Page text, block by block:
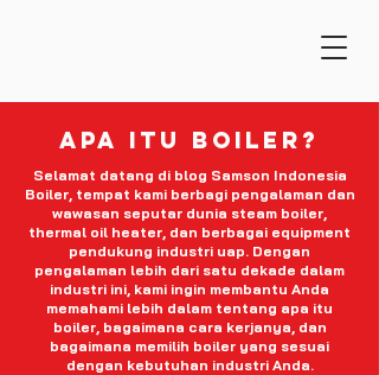
apa itu boiler?
Selamat datang di blog Samson Indonesia
Boiler, tempat kami berbagi pengalaman dan
wawasan seputar dunia steam boiler,
thermal oil heater, dan berbagai equipment
pendukung industri uap. Dengan
pengalaman lebih dari satu dekade dalam
industri ini, kami ingin membantu Anda
memahami lebih dalam tentang apa itu
boiler, bagaimana cara kerjanya, dan
bagaimana memilih boiler yang sesuai
dengan kebutuhan industri Anda.